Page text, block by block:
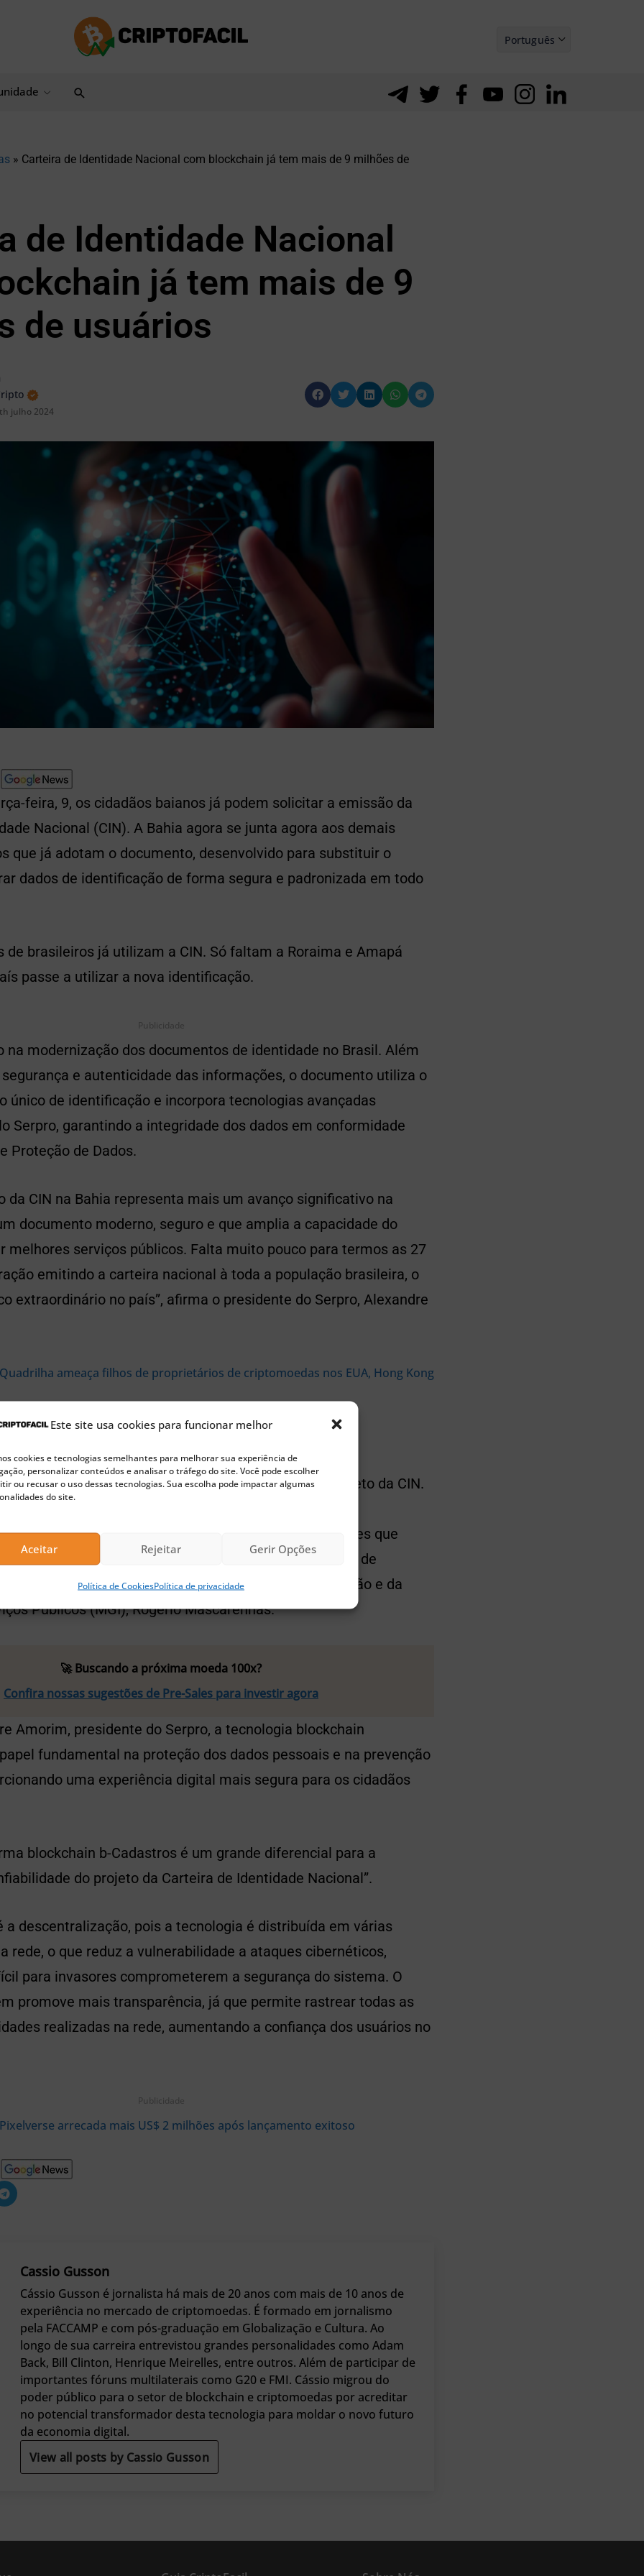
Este site usa cookies para funcionar melhor
cookies e tecnologias semelhantes para melhorar sua experiência de
personalizar conteúdos e analisar o tráfego do site. Você pode escolher
ou recusar o uso dessas tecnologias. Sua escolha pode impactar algumas
do site.
Aceitar Rejeitar Gerir Opções
Política de CookiesPolítica de privacidade
Português
Pesquisar
» Carteira de Identidade Nacional com blockchain já tem mais de 9 milhões de
de Identidade Nacional
já tem mais de 9
de usuários
julho 2024
feira, 9, os cidadãos baianos já podem solicitar a emissão da
Nacional (CIN). A Bahia agora se junta agora aos demais
que já adotam o documento, desenvolvido para substituir o
dados de identificação de forma segura e padronizada em todo
de brasileiros já utilizam a CIN. Só faltam a Roraima e Amapá
passe a utilizar a nova identificação.
Publicidade
na modernização dos documentos de identidade no Brasil. Além
e autenticidade das informações, o documento utiliza o
único de identificação e incorpora tecnologias avançadas
Serpro, garantindo a integridade dos dados em conformidade
Proteção de Dados.
da CIN na Bahia representa mais um avanço significativo na
documento moderno, seguro e que amplia a capacidade do
melhores serviços públicos. Falta muito pouco para termos as 27
emitindo a carteira nacional à toda a população brasileira, o
extraordinário no país”, afirma o presidente do Serpro, Alexandre
Quadrilha ameaça filhos de proprietários de criptomoedas nos EUA, Hong Kong
blockchain é mais uma evolução importante do projeto da CIN.
no serviço prestado, rastreabilidade, segurança e
estados nesse processo, além de novas funcionalidades que
como a inscrição do CPF direto no balcão do Órgão de
o secretário de Governo Digital do Ministério da Gestão e da
Públicos (MGI), Rogério Mascarenhas.
🚀 Buscando a próxima moeda 100x?
Confira nossas sugestões de Pre-Sales para investir agora
Amorim, presidente do Serpro, a tecnologia blockchain
fundamental na proteção dos dados pessoais e na prevenção
uma experiência digital mais segura para os cidadãos
blockchain b-Cadastros é um grande diferencial para a
do projeto da Carteira de Identidade Nacional”.
a descentralização, pois a tecnologia é distribuída em várias
rede, o que reduz a vulnerabilidade a ataques cibernéticos,
para invasores comprometerem a segurança do sistema. O
promove mais transparência, já que permite rastrear todas as
realizadas na rede, aumentando a confiança dos usuários no
Publicidade
Pixelverse arrecada mais US$ 2 milhões após lançamento exitoso
Cassio Gusson
Cássio Gusson é jornalista há mais de 20 anos com mais de 10 anos de
experiência no mercado de criptomoedas. É formado em jornalismo
pela FACCAMP e com pós-graduação em Globalização e Cultura. Ao
longo de sua carreira entrevistou grandes personalidades como Adam
Back, Bill Clinton, Henrique Meirelles, entre outros. Além de participar de
importantes fóruns multilaterais como G20 e FMI. Cássio migrou do
poder público para o setor de blockchain e criptomoedas por acreditar
no potencial transformador desta tecnologia para moldar o novo futuro
da economia digital.
View all posts by Cassio Gusson